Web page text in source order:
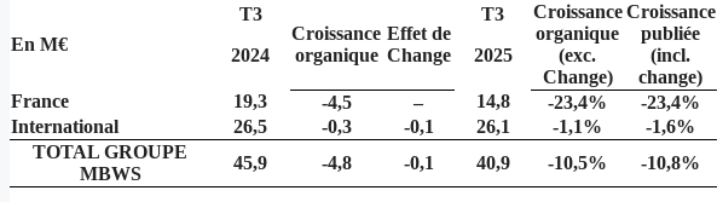
En M€
T3
2024
Croissance
organique
Effet de
Change
T3
2025
Croissance
organique
(exc.
Change)
Croissance
publiée
(incl.
change)
France
19,3 -4,5 – 14,8 -23,4%
-23,4%
International
26,5 -0,3 -0,1 26,1 -1,1%
-1,6%
TOTAL GROUPE
MBWS
45,9 -4,8 -0,1 40,9 -10,5% -10,8%